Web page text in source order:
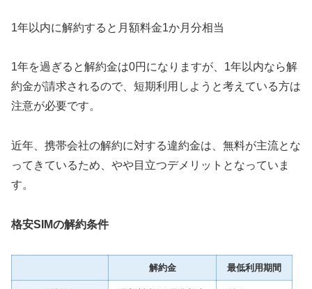
1年以内に解約すると月額料金1か月分相当
1年を過ぎると解約金は0円になりますが、1年以内なら解
約金が請求されるので、短期利用しようと考えている方は
注意が必要です。
近年、携帯会社の解約に対する違約金は、無料が主流とな
ってきているため、やや目立つデメリットとなっていま
す。
格安SIMの解約条件
解約金 最低利用期間